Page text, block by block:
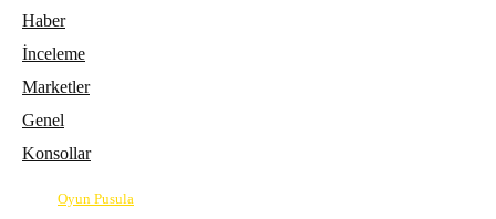
Haber
İnceleme
Marketler
Genel
Konsollar
Oyun Pusula